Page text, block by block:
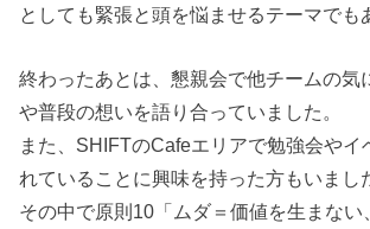
としても緊張と頭を悩ませるテーマでも
終わったあとは、懇親会で他チームの気
や普段の想いを語り合っていました。
また、SHIFTのCafeエリアで勉強会やイ
れていることに興味を持った方もいまし
その中で原則10「ムダ＝価値を生まない